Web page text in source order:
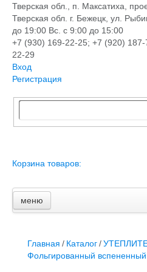
Тверская обл., п. Максатиха,
Тверская обл. г. Бежецк, ул.
до 19:00 Вс. с 9:00 до 15:00
+7 (930) 169-22-25; +7 (920)
22-29
Вход
Регистрация
Корзина товаров:
меню
Главная
Доставка и оплата
Контакты
Главная / Каталог/
Фольгированный